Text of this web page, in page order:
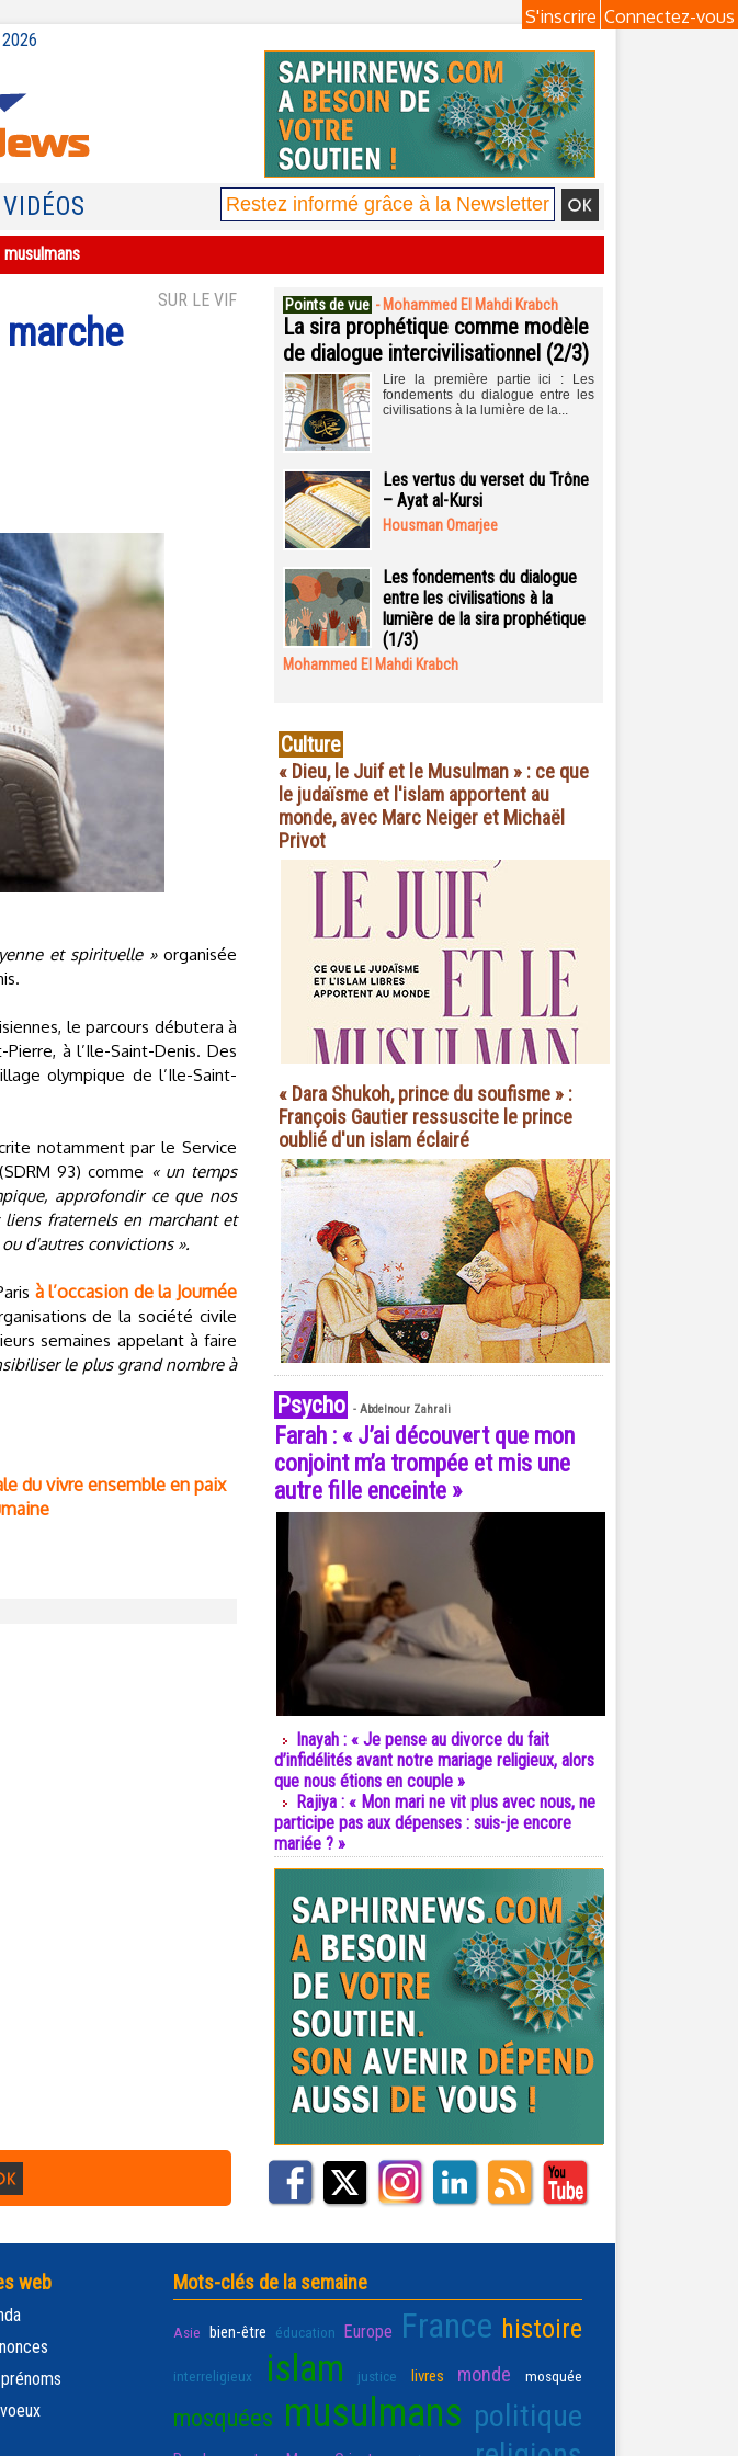
Connectez-vous
S'inscrire
| VIDÉOS
SUR LE VIF
marche
et spirituelle »organisée
le parcours débutera à
à l’Ile-Saint-Denis. Des
olympique de l’Ile-Saint-
notamment par le Service
93) comme « un temps
approfondir ce que nos
fraternels en marchant et
d'autres convictions ».
à l’occasion de la Journée
de la société civile
semaines appelant à faire
le plus grand nombre à
du vivre ensemble en paix
Points de vue - Mohammed El Mahdi Krabch
La sira prophétique comme modèle
de dialogue intercivilisationnel (2/3)
Lire la première partie ici : Les
fondements du dialogue entre les
civilisations à la lumière de la...
Les vertus du verset du Trône
– Ayat al-Kursi
Housman Omarjee
Les fondements du dialogue
entre les civilisations à la
lumière de la sira prophétique
(1/3)
Mohammed El Mahdi Krabch
Culture
« Dieu, le Juif et le Musulman » : ce que
le judaïsme et l'islam apportent au
monde, avec Marc Neiger et Michaël
Privot
« Dara Shukoh, prince du soufisme » :
François Gautier ressuscite le prince
oublié d'un islam éclairé
Psycho - Abdelnour Zahrali
Farah : « J’ai découvert que mon
conjoint m’a trompée et mis une
autre fille enceinte »
Inayah : « Je pense au divorce du fait
d’infidélités avant notre mariage religieux, alors
que nous étions en couple »
Rajiya : « Mon mari ne vit plus avec nous, ne
participe pas aux dépenses : suis-je encore
mariée ? »
web Mots-clés de la semaine
Asie bien-être éducation Europe France histoire
interreligieux islam justice livres monde mosquée
mosquées musulmans politique